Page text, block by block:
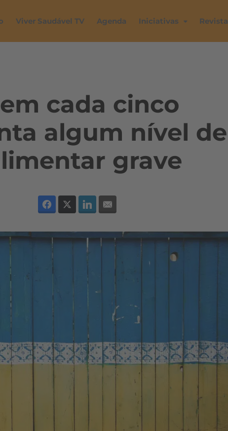
Viver Saudável TV Agenda Iniciativas Revista
cada cinco
algum nível de
grave